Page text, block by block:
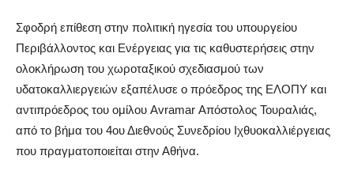
Σφοδρή επίθεση στην πολιτική ηγεσία του υπουργείου
Περιβάλλοντος και Ενέργειας για τις καθυστερήσεις στην
ολοκλήρωση του χωροταξικού σχεδιασμού των
υδατοκαλλιεργειών εξαπέλυσε ο πρόεδρος της ΕΛΟΠΥ και
αντιπρόεδρος του ομίλου Avramar Απόστολος Τουραλιάς,
από το βήμα του 4ου Διεθνούς Συνεδρίου Ιχθυοκαλλιέργειας
που πραγματοποιείται στην Αθήνα.